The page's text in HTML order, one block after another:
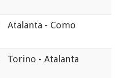
Atalanta - Como
Torino - Atalanta